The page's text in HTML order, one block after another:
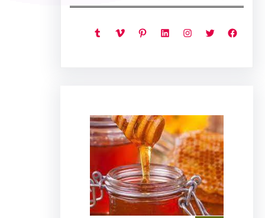
فيسبوك تويتر إنستجرام لينكد إن بينتريست فيميو تمبلر